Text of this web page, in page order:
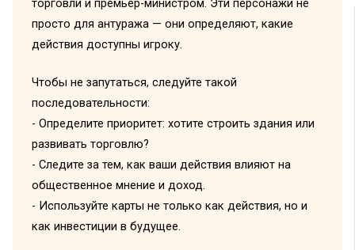
торговли и премьер-министром. Эти персонажи не
просто для антуража — они определяют, какие
действия доступны игроку.
Чтобы не запутаться, следуйте такой
последовательности:
- Определите приоритет: хотите строить здания или
развивать торговлю?
- Следите за тем, как ваши действия влияют на
общественное мнение и доход.
- Используйте карты не только как действия, но и
как инвестиции в будущее.